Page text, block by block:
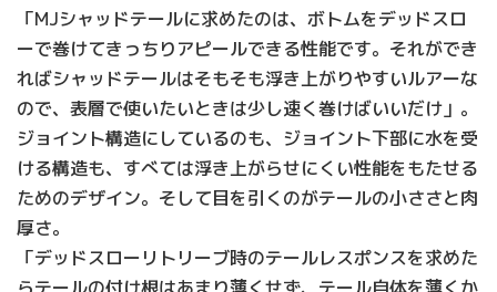
「MJシャッドテールに求めたのは、ボトムをデッドスロ
ーで巻けてきっちりアピールできる性能です。それができ
ればシャッドテールはそもそも浮き上がりやすいルアーな
ので、表層で使いたいときは少し速く巻けばいいだけ」。
ジョイント構造にしているのも、ジョイント下部に水を受
ける構造も、すべては浮き上がらせにくい性能をもたせる
ためのデザイン。そして目を引くのがテールの小ささと肉
厚さ。
「デッドスローリトリーブ時のテールレスポンスを求めた